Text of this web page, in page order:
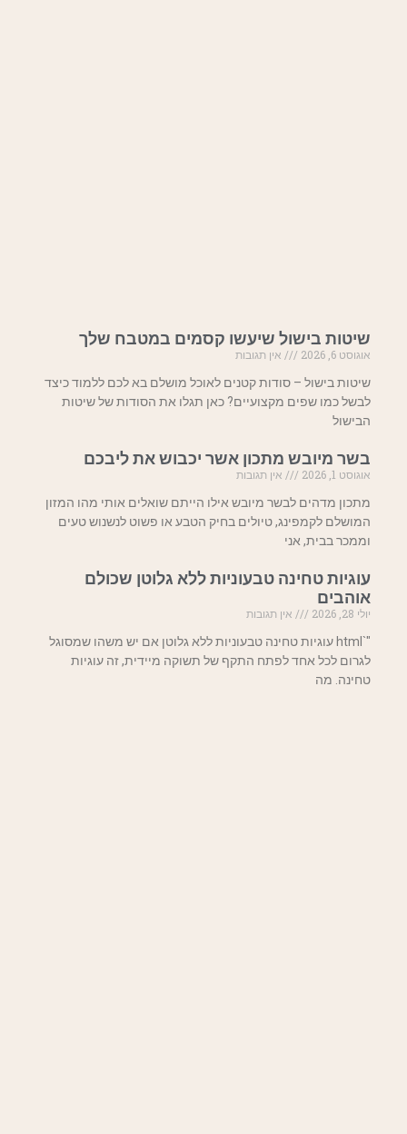
שיטות בישול שיעשו קסמים במטבח שלך
אוגוסט 6, 2026
אין תגובות
שיטות בישול – סודות קטנים לאוכל מושלם בא לכם ללמוד כיצד
לבשל כמו שפים מקצועיים? כאן תגלו את הסודות של שיטות
הבישול
בשר מיובש מתכון אשר יכבוש את ליבכם
אוגוסט 1, 2026
אין תגובות
מתכון מדהים לבשר מיובש אילו הייתם שואלים אותי מהו המזון
המושלם לקמפינג, טיולים בחיק הטבע או פשוט לנשנוש טעים
וממכר בבית, אני
עוגיות טחינה טבעוניות ללא גלוטן שכולם
אוהבים
יולי 28, 2026
אין תגובות
"`html עוגיות טחינה טבעוניות ללא גלוטן אם יש משהו שמסוגל
לגרום לכל אחד לפתח התקף של תשוקה מיידית, זה עוגיות
טחינה. מה